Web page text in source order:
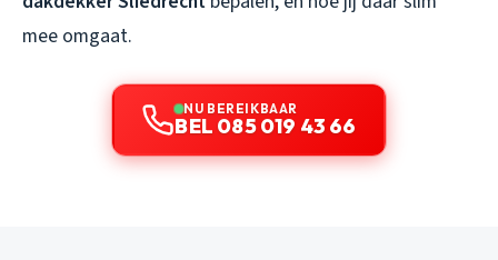
mee omgaat.
NU BEREIKBAAR
BEL 085 019 43 66